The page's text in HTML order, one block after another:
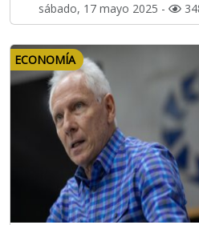
sábado, 17 mayo 2025 -
ECONOMÍA